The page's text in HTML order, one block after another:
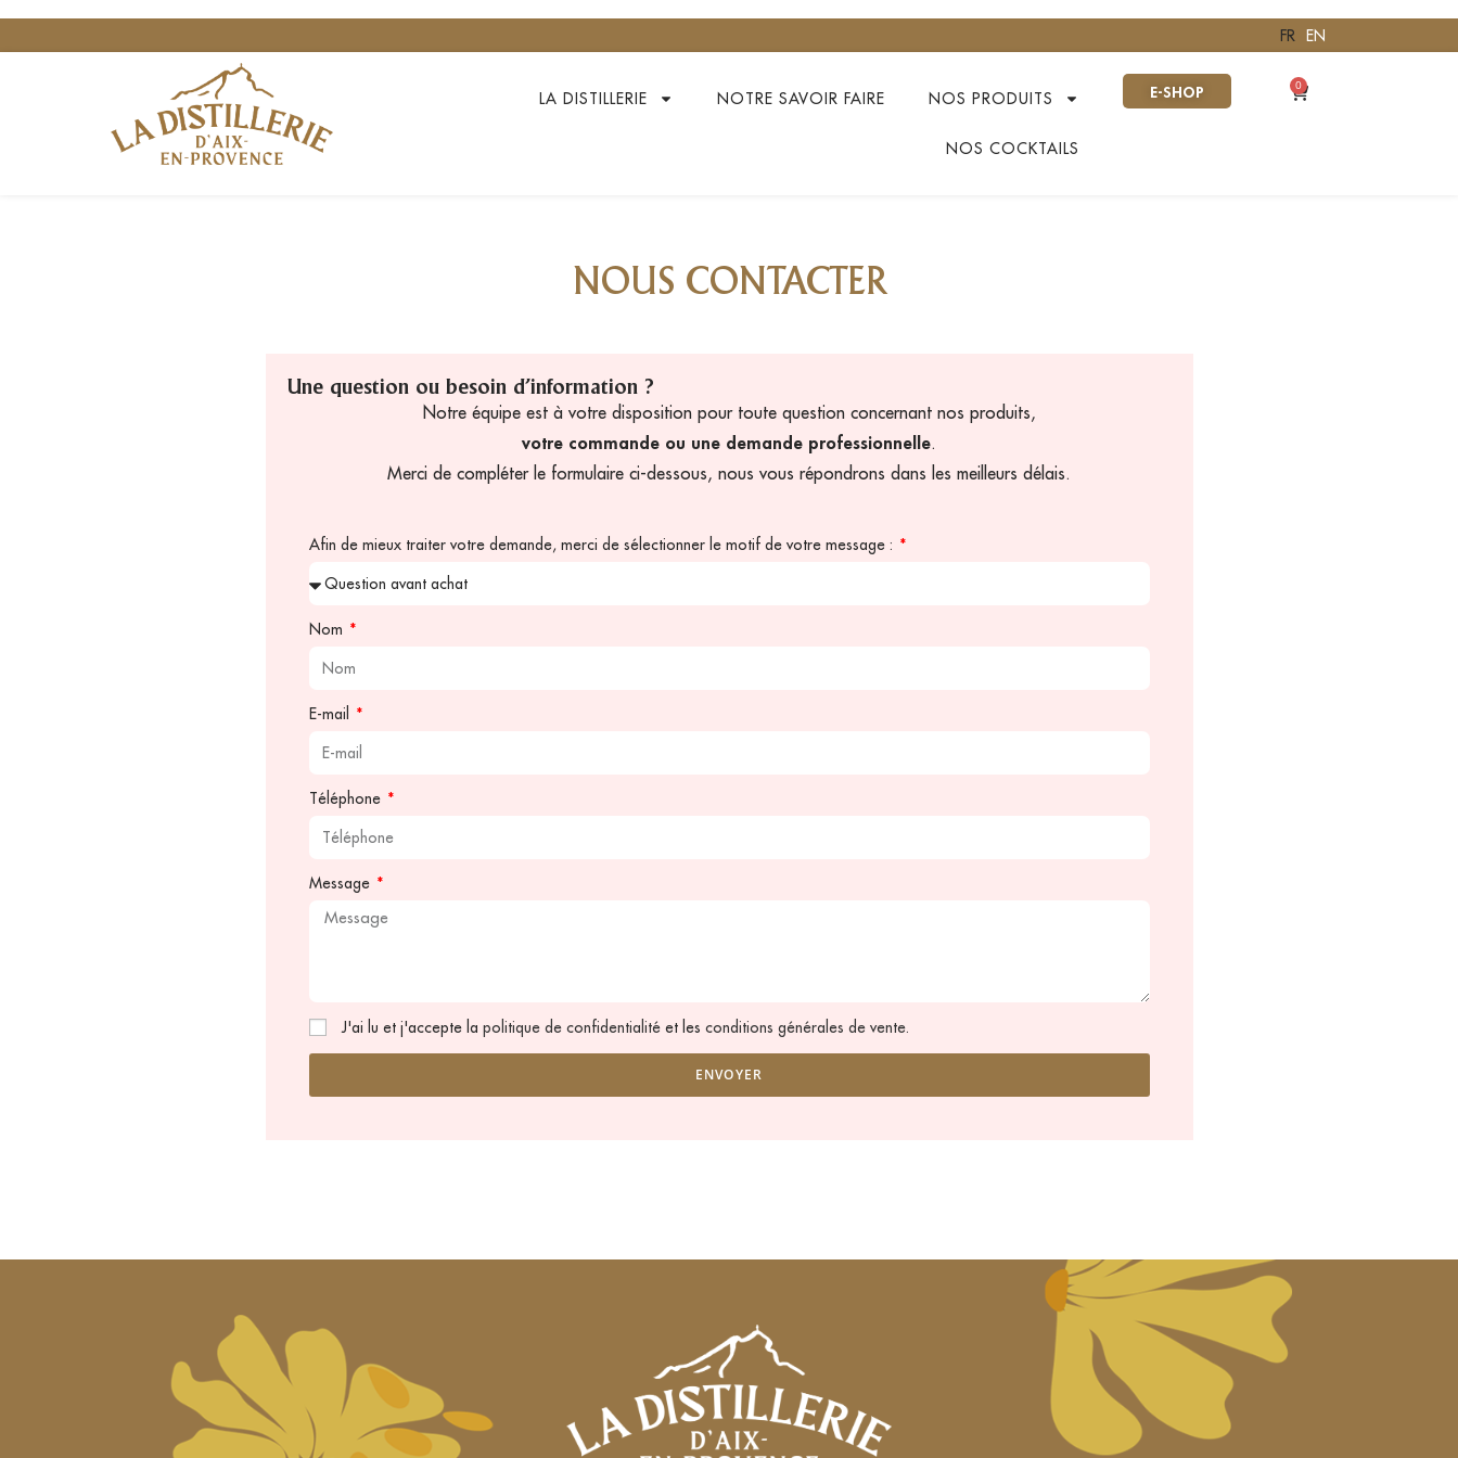
FR EN
LA DISTILLERIE NOTRE SAVOIR FAIRE NOS PRODUITS
NOS COCKTAILS
E-SHOP 0
NOUS CONTACTER
Une question ou besoin d’information ?
Notre équipe est à votre disposition pour toute question concernant nos produits,
votre commande ou une demande professionnelle.
Merci de compléter le formulaire ci-dessous, nous vous répondrons dans les meilleurs délais.
Afin de mieux traiter votre demande, merci de sélectionner le motif de votre message :
Nom
E-mail
Téléphone
Message
J'ai lu et j'accepte la politique de confidentialitéet les conditions générales de vente.
ENVOYER